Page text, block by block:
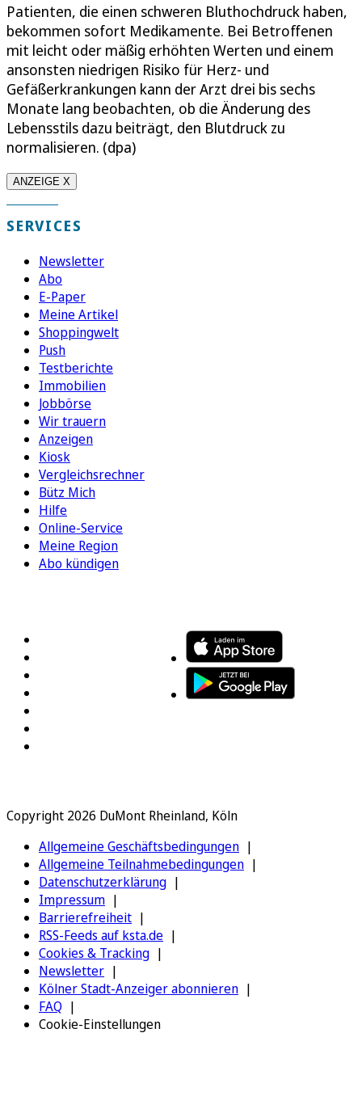
Patienten, die einen schweren Bluthochdruck haben,
bekommen sofort Medikamente. Bei Betroffenen
mit leicht oder mäßig erhöhten Werten und einem
ansonsten niedrigen Risiko für Herz- und
Gefäßerkrankungen kann der Arzt drei bis sechs
Monate lang beobachten, ob die Änderung des
Lebensstils dazu beiträgt, den Blutdruck zu
normalisieren. (dpa)
ANZEIGE X
SERVICES
Newsletter
Abo
E-Paper
Meine Artikel
Shoppingwelt
Push
Testberichte
Immobilien
Jobbörse
Wir trauern
Anzeigen
Kiosk
Vergleichsrechner
Bütz Mich
Hilfe
Online-Service
Meine Region
Abo kündigen
Copyright 2026 DuMont Rheinland, Köln
Allgemeine Geschäftsbedingungen
Allgemeine Teilnahmebedingungen
Datenschutzerklärung
Impressum
Barrierefreiheit
RSS-Feeds auf ksta.de
Cookies & Tracking
Newsletter
Kölner Stadt-Anzeiger abonnieren
FAQ
Cookie-Einstellungen